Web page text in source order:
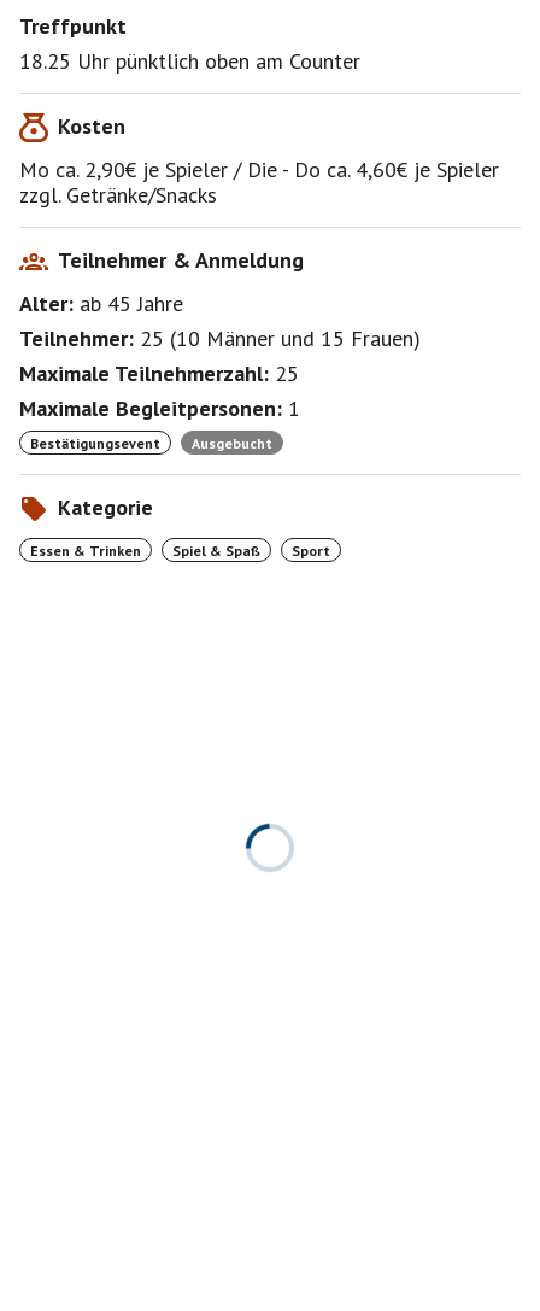
z.Bsp. 5 Spieler = 2,32€ / 4 Spieler = 2,90€
Dienstag -Donnerstag 9,20€ / Std. x 2 = 18,40€ :
z. Bsp. 5 Spieler = 3,68€ / 4 Spieler = 4,60€
Treffpunkt
18.25 Uhr pünktlich oben am Counter
Kosten
Mo ca. 2,90€ je Spieler / Die - Do ca. 4,60€ je Spieler
zzgl. Getränke/Snacks
Teilnehmer & Anmeldung
Alter: ab 45Jahre
Teilnehmer: 25 (10 Männer und 15 Frauen)
Maximale Teilnehmerzahl: 25
Maximale Begleitpersonen: 1
Bestätigungsevent Ausgebucht
Kategorie
Essen & Trinken Spiel & Spaß Sport